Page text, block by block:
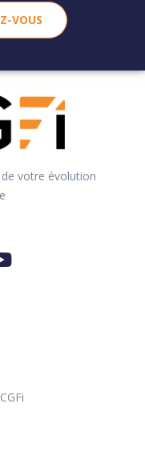
VOUS
de votre évolution